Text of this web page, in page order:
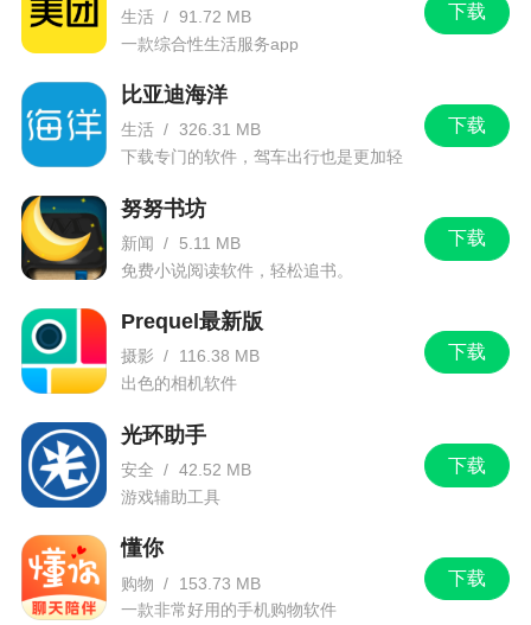
下载
生活 / 91.72 MB
一款综合性生活服务app
下载
比亚迪海洋
生活 / 326.31 MB
下载专门的软件，驾车出行也是更加轻
下载
努努书坊
新闻 /
5.11 MB
免费小说阅读软件，轻松追书。
下载
Prequel最新版
摄影 /
116.38 MB
出色的相机软件
下载
光环助手
安全 / 42.52 MB
游戏辅助工具
下载
懂你
购物 /
153.73 MB
一款非常好用的手机购物软件